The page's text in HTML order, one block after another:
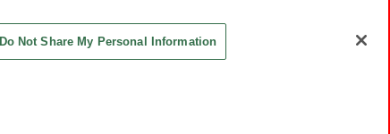
Do Not Share My Personal Information